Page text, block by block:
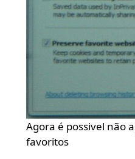
Agora é possivel não
favoritos